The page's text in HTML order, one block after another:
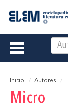
Toggle
Inicio Autores
Micro